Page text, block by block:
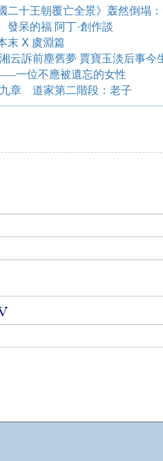
二十王朝覆亡全景》轰然倒塌
發呆的福 阿丁·創作談
末 Ⅹ 虞淵篇
云訴前塵舊夢 賈寶玉淡后事今
一位不應被遺忘的女性
章 道家第二階段：老子